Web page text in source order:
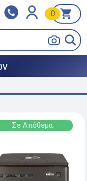
0
BOX NOW
Σε Απόθεμα